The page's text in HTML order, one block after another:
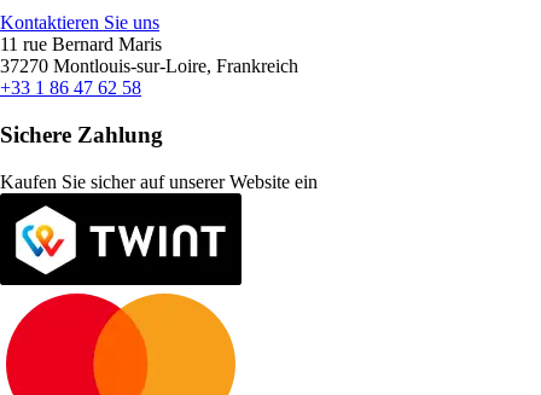
Kontaktieren Sie uns
11 rue Bernard Maris
37270 Montlouis-sur-Loire, Frankreich
+33 1 86 47 62 58
Sichere Zahlung
Kaufen Sie sicher auf unserer Website ein